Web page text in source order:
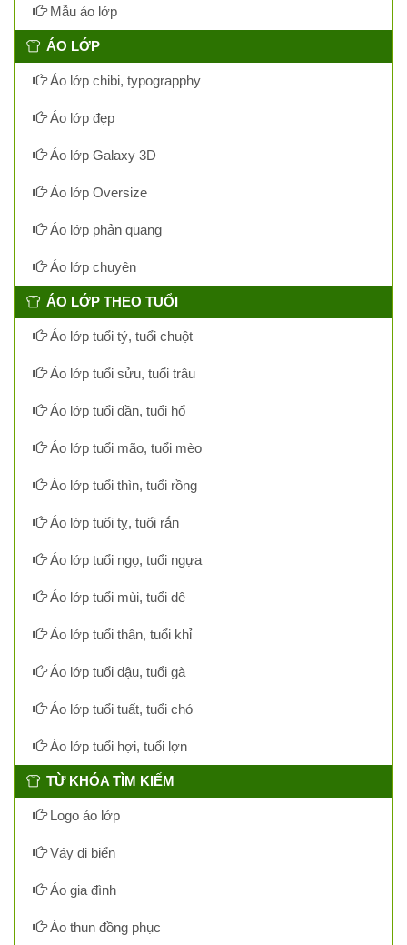
Mẫu áo lớp
ÁO LỚP
Áo lớp chibi, typograpphy
Áo lớp đẹp
Áo lớp Galaxy 3D
Áo lớp Oversize
Áo lớp phản quang
Áo lớp chuyên
ÁO LỚP THEO TUỔI
Áo lớp tuổi tý, tuổi chuột
Áo lớp tuổi sửu, tuổi trâu
Áo lớp tuổi dần, tuổi hổ
Áo lớp tuổi mão, tuổi mèo
Áo lớp tuổi thìn, tuổi rồng
Áo lớp tuổi tỵ, tuổi rắn
Áo lớp tuổi ngọ, tuổi ngựa
Áo lớp tuổi mùi, tuổi dê
Áo lớp tuổi thân, tuổi khỉ
Áo lớp tuổi dậu, tuổi gà
Áo lớp tuổi tuất, tuổi chó
Áo lớp tuổi hợi, tuổi lợn
TỪ KHÓA TÌM KIẾM
Logo áo lớp
Váy đi biển
Áo gia đình
Áo thun đồng phục